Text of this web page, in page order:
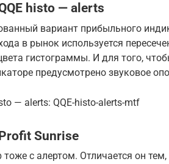
histo — alerts
вариант прибыльного
в рынок используется
гистограммы. И для того,
предусмотрено звуковое
— alerts: QQE-histo-alerts-mtf
Sunrise
тоже с алертом. Отличается он